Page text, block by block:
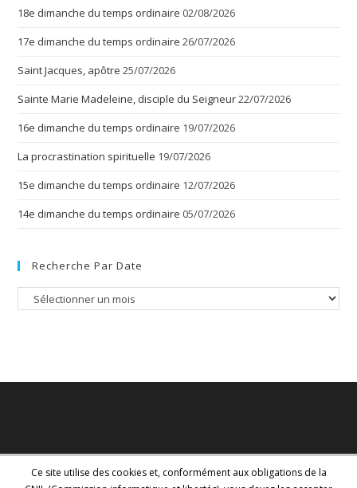
18e dimanche du temps ordinaire 02/08/2026
17e dimanche du temps ordinaire 26/07/2026
Saint Jacques, apôtre 25/07/2026
Sainte Marie Madeleine, disciple du Seigneur22/07/2026
16e dimanche du temps ordinaire 19/07/2026
La procrastination spirituelle 19/07/2026
15e dimanche du temps ordinaire 12/07/2026
14e dimanche du temps ordinaire 05/07/2026
Recherche Par Date
Recherche
Ce site utilise des cookies et, conformément aux obligations de la